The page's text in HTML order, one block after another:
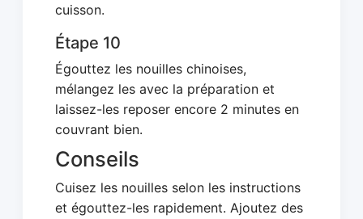
cuisson.
Étape 10
Égouttez les nouilles chinoises,
mélangez les avec la préparation et
laissez-les reposer encore 2 minutes en
couvrant bien.
Conseils
Cuisez les nouilles selon les instructions
et égouttez-les rapidement. Ajoutez des